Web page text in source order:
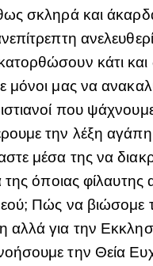
σκληρά και
κάτι και
μόνοι μας να
που
την λέξη
μέσα της να
της όποιας
Πώς να βιώσομε
για την
την Θεία